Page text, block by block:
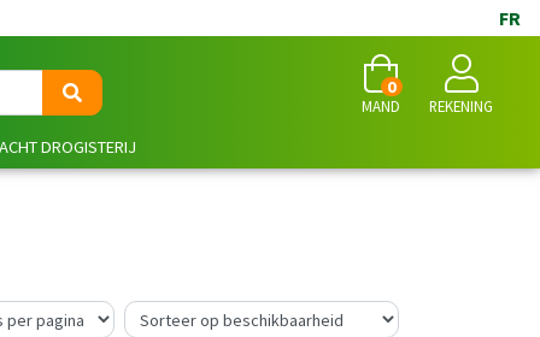
FR
MAND
0
REKENING
DROGISTERIJ